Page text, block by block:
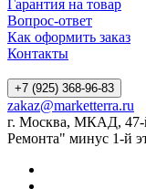
Гарантия на товар
Вопрос-ответ
Как оформить заказ
Контакты
+7 (925) 368-96-83
zakaz@marketterra.ru
г. Москва, МКАД, 47-
Ремонта" минус 1-й